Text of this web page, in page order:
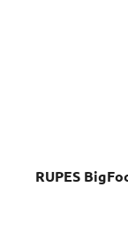
RUPES